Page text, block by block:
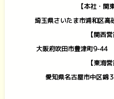
【本社・関
埼玉県さいたま市浦和区
【関西営
大阪府吹田市豊津町9-44
【東海営
愛知県名古屋市中区錦